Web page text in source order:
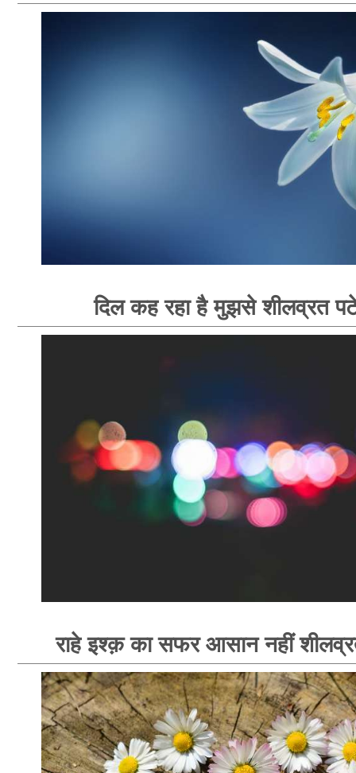
दिल कह रहा है मुझसे शीलव्रत
राहे इश्क़ का सफर आसान नहीं